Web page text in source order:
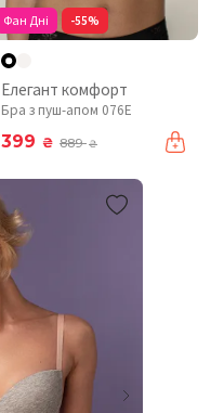
Фан Дні -55%
Елегант комфорт
Бра з пуш-апом 076Е
399 ₴ 889₴